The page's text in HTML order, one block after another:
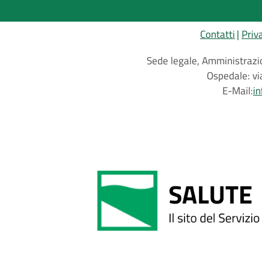
Contatti
Sede legale,
Ospedale:
E-Mail: